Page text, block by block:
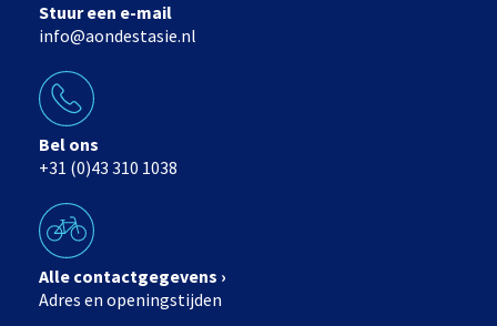
Stuur een e-mail
info@aondestasie.nl
Bel ons
+31 (0)43 310 1038
Alle contactgegevens ›
Adres en openingstijden